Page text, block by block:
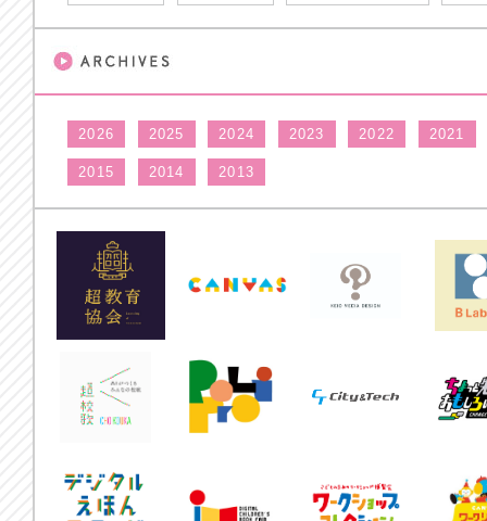
2026 2025 2024 2023 2022 2021
2015 2014 2013